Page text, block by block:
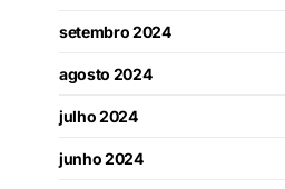
setembro 2024
agosto 2024
julho 2024
junho 2024